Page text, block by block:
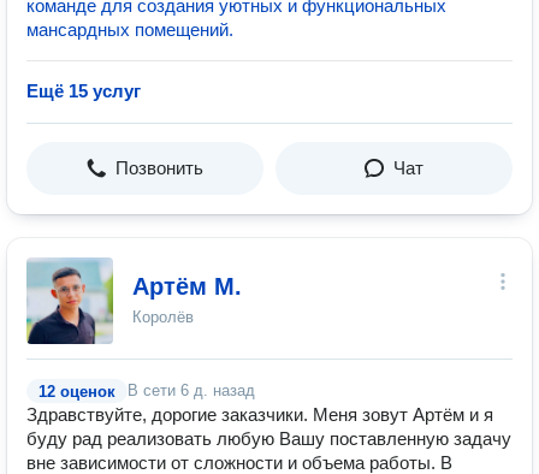
команде для создания уютных и функциональных
мансардных помещений.
Ещё 15 услуг
Позвонить Чат
Артём М.
Королёв
12 оценок В сети 6 д. назад
Здравствуйте, дорогие заказчики. Меня зовут Артём и я
буду рад реализовать любую Вашу поставленную задачу
вне зависимости от сложности и объема работы. В